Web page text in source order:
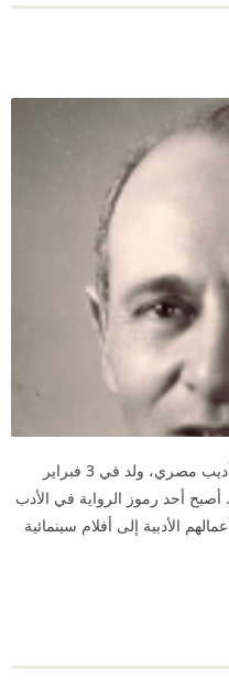
مؤلف وأديب مصري، ولد في 3 فبراير
أصبح أحد رموز الرواية في الأدب
الأدبية إلى أفلام سينمائية